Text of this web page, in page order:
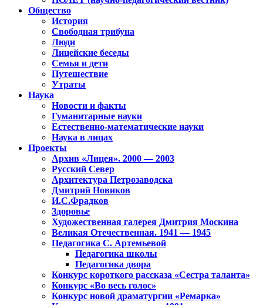
Общество
История
Свободная трибуна
Люди
Лицейские беседы
Семья и дети
Путешествие
Утраты
Наука
Новости и факты
Гуманитарные науки
Естественно-математические науки
Наука в лицах
Проекты
Архив «Лицея». 2000 — 2003
Русский Север
Архитектура Петрозаводска
Дмитрий Новиков
И.С.Фрадков
Здоровье
Художественная галерея Дмитрия Москина
Великая Отечественная. 1941 — 1945
Педагогика С. Артемьевой
Педагогика школы
Педагогика двора
Конкурс короткого рассказа «Сестра таланта»
Конкурс «Во весь голос»
Конкурс новой драматургии «Ремарка»